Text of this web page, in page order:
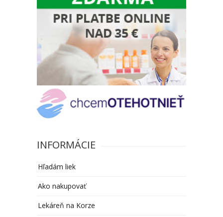
INFORMÁCIE
Hľadám liek
Ako nakupovať
Lekáreň na Korze